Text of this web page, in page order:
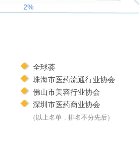
2%
全球荟
珠海市医药流通行业协会
佛山市美容行业协会
深圳市医药商业协会
（以上名单，排名不分先后）